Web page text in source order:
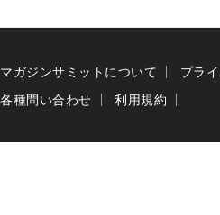
マガジンサミットについて プラ
各種問い合わせ
利用規約